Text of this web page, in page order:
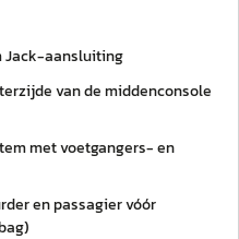
Jack-aansluiting
van de middenconsole
met voetgangers- en
en passagier vóór